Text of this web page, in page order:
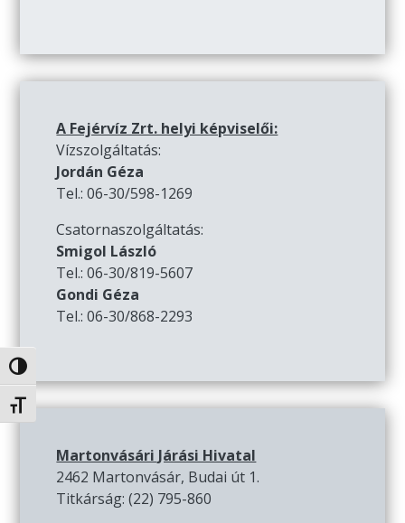
Nagy kontraszt váltása
Betűméret váltása
A Fejérvíz Zrt. helyi képviselői:
Vízszolgáltatás:
Jordán Géza
Tel.: 06-30/598-1269
Csatornaszolgáltatás:
Smigol László
Tel.: 06-30/819-5607
Gondi Géza
Tel.: 06-30/868-2293
Martonvásári Járási Hivatal
2462 Martonvásár, Budai út 1.
Titkárság: (22) 795-860